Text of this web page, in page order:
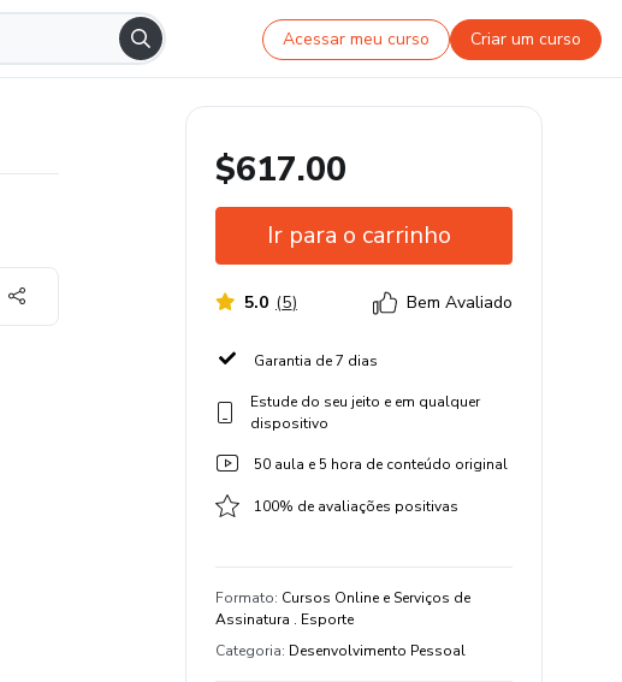
Acessar meu curso Criar um curso
$617.00
Ir para o carrinho
5.0 (5) Bem Avaliado
Garantia de 7 dias
Estude do seu jeito e em qualquer
dispositivo
50 aula e 5 hora de conteúdo original
100% de avaliações positivas
Formato: Cursos Online e Serviços de
Assinatura . Esporte
Categoria: Desenvolvimento Pessoal